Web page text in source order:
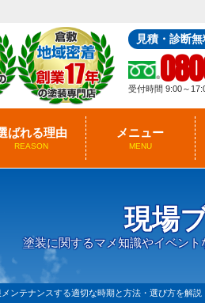
見積・診断
受付時間 9:00～
ばれる理由
REASON
メニュー
MENU
現場
塗装に関するマメ知識やイベント
ンテナンスする適切な時期と方法・選び方を解説